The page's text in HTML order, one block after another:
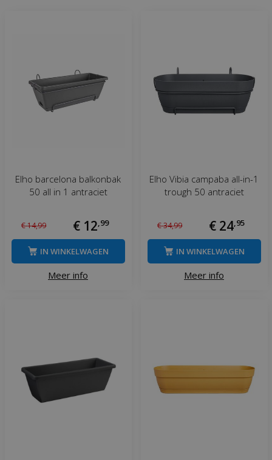
Elho barcelona balkonbak
50 all in 1 antraciet
€14,99 € 12,99
Meer info
IN WINKELWAGEN
Elho Vibia campaba all-in-1
trough 50 antraciet
€34,99 € 24,95
Meer info
IN WINKELWAGEN